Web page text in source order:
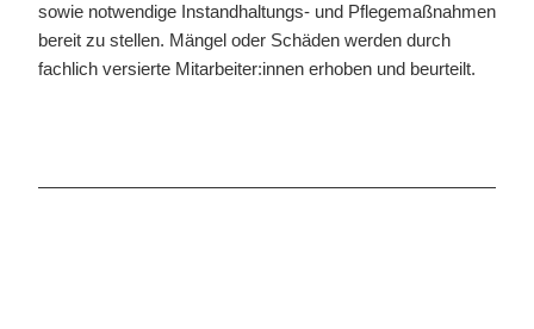
sowie notwendige Instandhaltungs- und Pflegemaßnahmen
bereit zu stellen. Mängel oder Schäden werden durch
fachlich versierte Mitarbeiter:innen erhoben und beurteilt.